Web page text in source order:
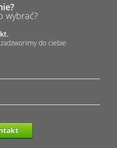
wybrać?
do ciebie